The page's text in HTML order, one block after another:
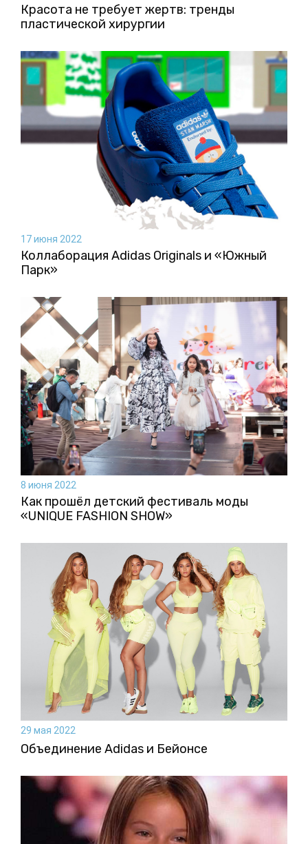
Красота не требует жертв: тренды
пластической хирургии
17 июня 2022
Коллаборация Аdidas Originals и «Южный
Парк»
8 июня 2022
Как прошёл детский фестиваль моды
«UNIQUE FASHION SHOW»
29 мая 2022
Объединение Adidas и Бейонсе